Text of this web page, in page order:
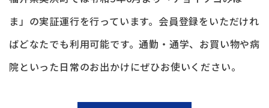
ま」の実証運行を行っています。会員登録をいただけれ
ばどなたでも利用可能です。通勤・通学、お買い物や病
院といった日常のお出かけにぜひお使いください。